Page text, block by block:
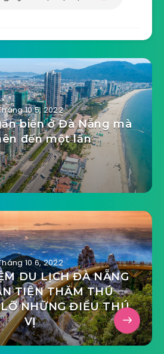
10 5, 2022
biển ở Đà Nẵng mà
đến một lần
10 6, 2022
DU LỊCH ĐÀ NẴNG
TIỆN THĂM THÚ
NHỮNG ĐIỀU THÚ
VỊ